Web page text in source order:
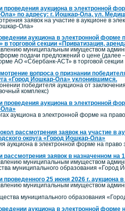
проведения аукциона в электронной
по адресу: г. Йошкар-Ола, ул.
заявок на участие в аукционе в
Ола»
аукциона в электронной
в торговой секции «Приватизация,
муниципальным имуществом
форме подачи предложений о цене
АО «Сбербанк-АСТ» в торговой
вопроса о признании
«Город Йошкар-Ола» уклонившимся.
победителя аукциона от
комплекс)
проведения аукциона в электронной
аукциона в электронной форме на
рассмотрения заявок на участие в
округа «Город Йошкар-Ола»
аукциона в электронной форме на
рассмотрения заявок в назначенном
муниципальным имуществом
муниципального образования «Город
проведенного 25 июня 2026 г.
муниципальным имуществом
муниципального образования
аукциона в электронной форме